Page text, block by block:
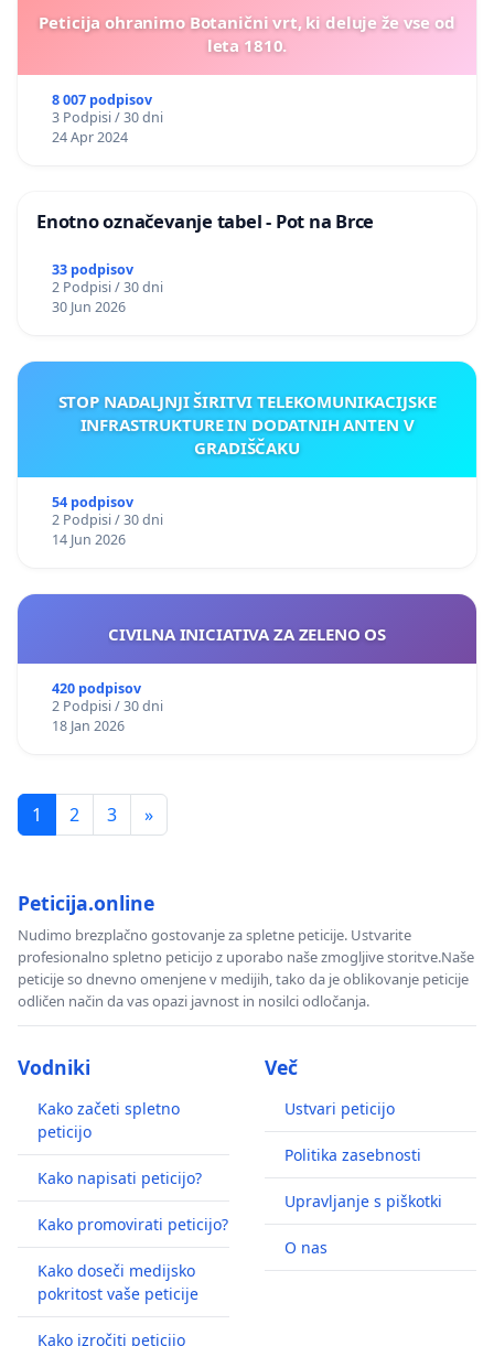
Peticija ohranimo Botanični vrt, ki deluje že vse od
leta 1810.
8 007 podpisov
3 Podpisi / 30 dni
24 Apr 2024
Enotno označevanje tabel - Pot na Brce
33 podpisov
2 Podpisi / 30 dni
30 Jun 2026
STOP NADALJNJI ŠIRITVI TELEKOMUNIKACIJSKE
INFRASTRUKTURE IN DODATNIH ANTEN V
GRADIŠČAKU
54 podpisov
2 Podpisi / 30 dni
14 Jun 2026
CIVILNA INICIATIVA ZA ZELENO OS
420 podpisov
2 Podpisi / 30 dni
18 Jan 2026
1 2 3 »
Peticija.online
Nudimo brezplačno gostovanje za spletne peticije. Ustvarite
profesionalno spletno peticijo z uporabo naše zmogljive storitve.Naše
peticije so dnevno omenjene v medijih, tako da je oblikovanje peticije
odličen način da vas opazi javnost in nosilci odločanja.
Vodniki
Kako začeti spletno
peticijo
Kako napisati peticijo?
Kako promovirati peticijo?
Kako doseči medijsko
pokritost vaše peticije
Kako izročiti peticijo
Več
Ustvari peticijo
Politika zasebnosti
Upravljanje s piškotki
O nas